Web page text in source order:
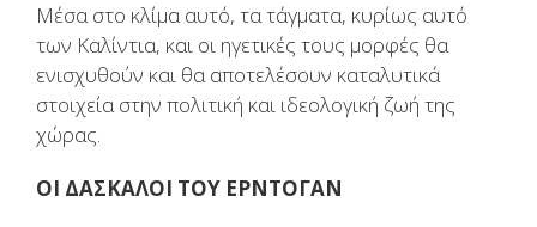
Μέσα στο κλίμα αυτό, τα τάγματα, κυρίως αυτό
των Καλίντια, και οι ηγετικές τους μορφές θα
ενισχυθούν και θα αποτελέσουν καταλυτικά
στοιχεία στην πολιτική και ιδεολογική ζωή της
χώρας.
ΟΙ ΔΑΣΚΑΛΟΙ ΤΟΥ ΕΡΝΤΟΓΑΝ